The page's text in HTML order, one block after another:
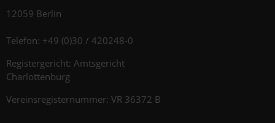
12059 Berlin
Telefon: +49 (0)30 / 420248-0
Registergericht: Amtsgericht
Charlottenburg
Vereinsregisternummer: VR 36372 B